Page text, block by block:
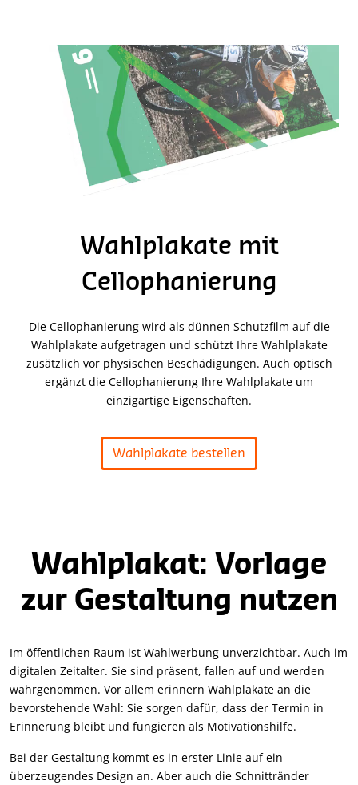
Wahlplakate mit
Cellophanierung
Die Cellophanierung wird als dünnen Schutzfilm auf die
Wahlplakate aufgetragen und schützt Ihre Wahlplakate
zusätzlich vor physischen Beschädigungen. Auch optisch
ergänzt die Cellophanierung Ihre Wahlplakate um
einzigartige Eigenschaften.
Wahlplakate bestellen
Wahlplakat: Vorlage
zur Gestaltung nutzen
Im öffentlichen Raum ist Wahlwerbung unverzichtbar. Auch im
digitalen Zeitalter. Sie sind präsent, fallen auf und werden
wahrgenommen. Vor allem erinnern Wahlplakate an die
bevorstehende Wahl: Sie sorgen dafür, dass der Termin in
Erinnerung bleibt und fungieren als Motivationshilfe.
Bei der Gestaltung kommt es in erster Linie auf ein
überzeugendes Design an. Aber auch die Schnittränder